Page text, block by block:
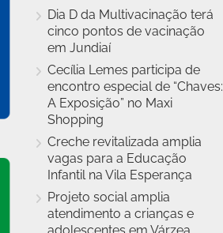
Dia D da Multivacinação terá
cinco pontos de vacinação
em Jundiaí
Cecília Lemes participa de
encontro especial de “Chaves:
A Exposição” no Maxi
Shopping
Creche revitalizada amplia
vagas para a Educação
Infantil na Vila Esperança
Projeto social amplia
atendimento a crianças e